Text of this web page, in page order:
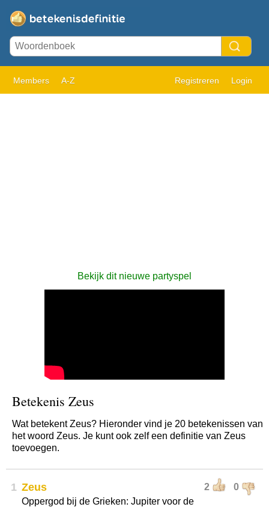
Members A-Z Registreren Login
Bekijk dit nieuwe partyspel
Betekenis Zeus
Wat betekent Zeus? Hieronder vind je 20 betekenissen van
het woord Zeus. Je kunt ook zelf een definitie van Zeus
toevoegen.
1 2 0
Zeus
Oppergod bij de Grieken: Jupiter voor de